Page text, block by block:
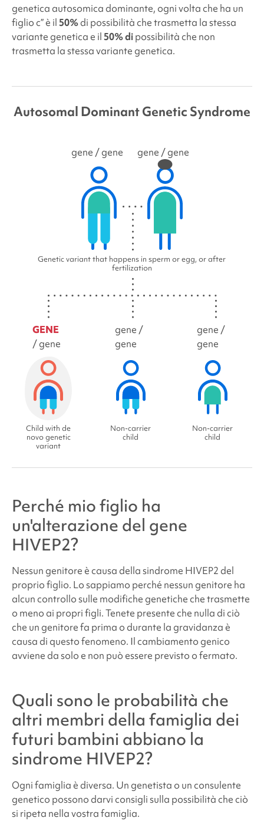
genetica autosomica dominante, ogni volta che ha un
figlio c” è il 50%di possibilità che trasmetta la stessa
variante genetica e il 50% dipossibilità che non
trasmetta la stessa variante genetica.
Autosomal Dominant Genetic Syndrome
gene / gene gene / gene
Genetic variant that happens in sperm or egg, or after
fertilization
GENE
/ gene
Child with de
novo genetic
variant
gene /
gene
Non-carrier
child
gene /
gene
Non-carrier
child
Perché mio figlio ha
un'alterazione del gene
HIVEP2?
Nessun genitore è causa dellasindrome HIVEP2 del
proprio figlio. Lo sappiamo perché nessun genitore ha
alcun controllo sulle modifiche genetiche che trasmette
o meno ai propri figli. Tenete presente che nulla di ciò
che un genitore fa prima o durante la gravidanza è
causa di questo fenomeno. Il cambiamento genico
avviene da solo e non può essere previsto o fermato.
Quali sono le probabilità che
altri membri della famiglia dei
futuri bambini abbiano la
sindrome HIVEP2?
Ogni famiglia è diversa. Un genetista o un consulente
genetico possono darvi consigli sulla possibilità che ciò
si ripeta nella vostra famiglia.